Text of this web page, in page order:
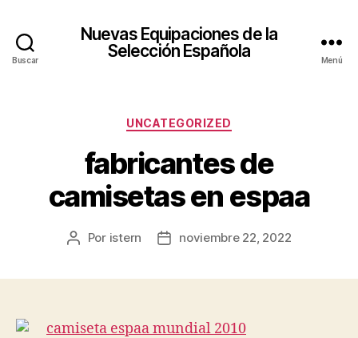
Buscar
Nuevas Equipaciones de la
Selección Española
Menú
Categorías
UNCATEGORIZED
fabricantes de
camisetas en espaa
Autor
Por istern
Fechanoviembre 22, 2022